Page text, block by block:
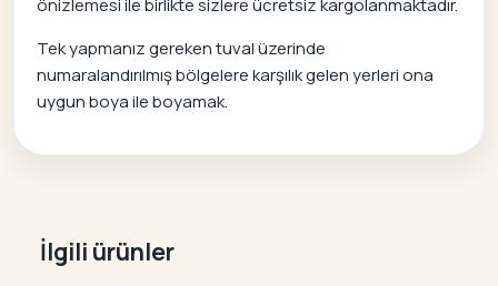
önizlemesi ile birlikte sizlere ücretsiz kargolanmaktadır.
Tek yapmanız gereken tuval üzerinde
numaralandırılmış bölgelere karşılık gelen yerleri ona
uygun boya ile boyamak.
İlgili ürünler